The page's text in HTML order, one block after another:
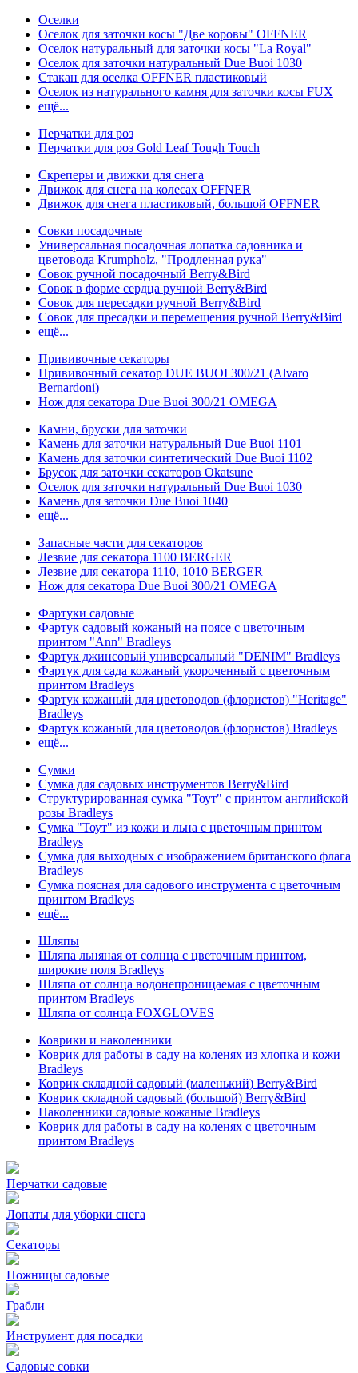
Оселки
Оселок для заточки косы "Две коровы" OFFNER
Оселок натуральный для заточки косы "La Royal"
Оселок для заточки натуральный Due Buoi 1030
Стакан для оселка OFFNER пластиковый
Оселок из натурального камня для заточки косы FUX
ещё...
Перчатки для роз
Перчатки для роз Gold Leaf Tough Touch
Скреперы и движки для снега
Движок для снега на колесах OFFNER
Движок для снега пластиковый, большой OFFNER
Совки посадочные
Универсальная посадочная лопатка садовника и
цветовода Krumpholz, "Продленная рука"
Совок ручной посадочный Berry&Bird
Совок в форме сердца ручной Berry&Bird
Совок для пересадки ручной Berry&Bird
Совок для пресадки и перемещения ручной Berry&Bird
ещё...
Прививочные секаторы
Прививочный секатор DUE BUOI 300/21 (Alvaro
Bernardoni)
Нож для секатора Due Buoi 300/21 OMEGA
Камни, бруски для заточки
Камень для заточки натуральный Due Buoi 1101
Камень для заточки синтетический Due Buoi 1102
Брусок для заточки секаторов Okatsune
Оселок для заточки натуральный Due Buoi 1030
Камень для заточки Due Buoi 1040
ещё...
Запасные части для секаторов
Лезвие для секатора 1100 BERGER
Лезвие для секатора 1110, 1010 BERGER
Нож для секатора Due Buoi 300/21 OMEGA
Фартуки садовые
Фартук садовый кожаный на поясе с цветочным
принтом "Ann" Bradleys
Фартук джинсовый универсальный "DENIM" Bradleys
Фартук для сада кожаный укороченный с цветочным
принтом Bradleys
Фартук кожаный для цветоводов (флористов) "Heritage"
Bradleys
Фартук кожаный для цветоводов (флористов) Bradleys
ещё...
Сумки
Сумка для садовых инструментов Berry&Bird
Структурированная сумка "Тоут" с принтом английской
розы Bradleys
Сумка "Тоут" из кожи и льна с цветочным принтом
Bradleys
Сумка для выходных с изображением британского флага
Bradleys
Сумка поясная для садового инструмента с цветочным
принтом Bradleys
ещё...
Шляпы
Шляпа льняная от солнца с цветочным принтом,
широкие поля Bradleys
Шляпа от солнца водонепроницаемая с цветочным
принтом Bradleys
Шляпа от солнца FOXGLOVES
Коврики и наколенники
Коврик для работы в саду на коленях из хлопка и кожи
Bradleys
Коврик складной садовый (маленький) Berry&Bird
Коврик складной садовый (большой) Berry&Bird
Наколенники садовые кожаные Bradleys
Коврик для работы в саду на коленях с цветочным
принтом Bradleys
Перчатки садовые
Лопаты для уборки снега
Секаторы
Ножницы садовые
Грабли
Инструмент для посадки
Садовые совки